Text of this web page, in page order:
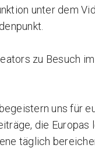
unter dem
zu Besuch
uns für
die Europas
täglich